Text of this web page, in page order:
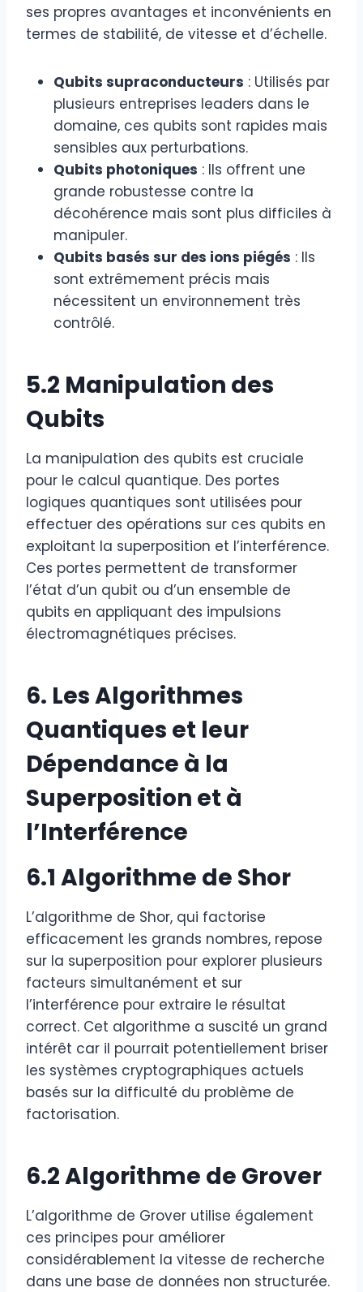
ses propres avantages et inconvénients en
termes de stabilité, de vitesse et d’échelle.
Qubits supraconducteurs : Utilisés par
plusieurs entreprises leaders dans le
domaine, ces qubits sont rapides mais
sensibles aux perturbations.
Qubits photoniques : Ils offrent une
grande robustesse contre la
décohérence mais sont plus difficiles à
manipuler.
Qubits basés sur des ions piégés : Ils
sont extrêmement précis mais
nécessitent un environnement très
contrôlé.
5.2 Manipulation des
Qubits
La manipulation des qubits est cruciale
pour le calcul quantique. Des portes
logiques quantiques sont utilisées pour
effectuer des opérations sur ces qubits en
exploitant la superposition et l’interférence.
Ces portes permettent de transformer
l’état d’un qubit ou d’un ensemble de
qubits en appliquant des impulsions
électromagnétiques précises.
6. Les Algorithmes
Quantiques et leur
Dépendance à la
Superposition et à
l’Interférence
6.1 Algorithme de Shor
L’algorithme de Shor, qui factorise
efficacement les grands nombres, repose
sur la superposition pour explorer plusieurs
facteurs simultanément et sur
l’interférence pour extraire le résultat
correct. Cet algorithme a suscité un grand
intérêt car il pourrait potentiellement briser
les systèmes cryptographiques actuels
basés sur la difficulté du problème de
factorisation.
6.2 Algorithme de Grover
L’algorithme de Grover utilise également
ces principes pour améliorer
considérablement la vitesse de recherche
dans une base de données non structurée.